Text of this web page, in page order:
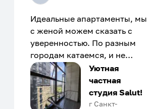
Идеальные апартаменты, мы
с женой можем сказать с
уверенностью. По разным
городам катаемся, и не
только в России. Сервис на
отличном уровне. Хозяин
апартаментов доброй души
человек, всегда можно
Уютная
частная
студия Salut!
г Санкт-